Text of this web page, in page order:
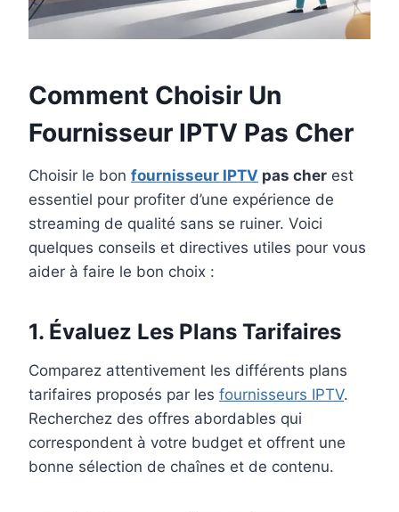
Comment Choisir Un
Fournisseur IPTV Pas Cher
Choisir le bon fournisseur IPTV pas cher est
essentiel pour profiter d’une expérience de
streaming de qualité sans se ruiner. Voici
quelques conseils et directives utiles pour vous
aider à faire le bon choix :
1. Évaluez Les Plans Tarifaires
Comparez attentivement les différents plans
tarifaires proposés par les fournisseurs IPTV.
Recherchez des offres abordables qui
correspondent à votre budget et offrent une
bonne sélection de chaînes et de contenu.